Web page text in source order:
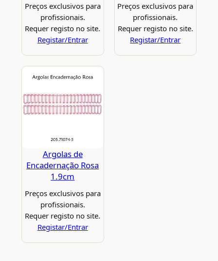
Preços exclusivos para
profissionais.
Requer registo no site.
Registar/Entrar
Preços exclusivos para
profissionais.
Requer registo no site.
Registar/Entrar
Argolas de
Encadernação Rosa
1.9cm
Preços exclusivos para
profissionais.
Requer registo no site.
Registar/Entrar